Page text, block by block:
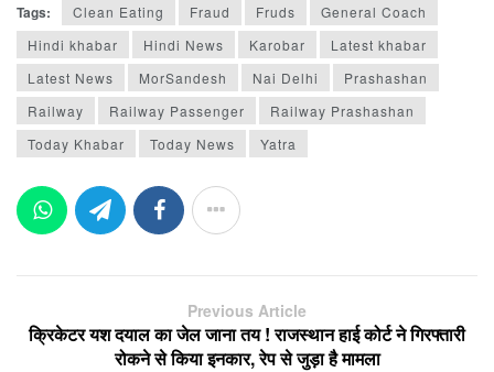
Tags: Clean Eating Fraud Fruds
General Coach
Hindi khabar
Hindi News Karobar
Latest khabar
Latest News
MorSandesh Nai Delhi
Prashashan
Railway
Railway Passenger
Railway Prashashan
Today Khabar
Today News Yatra
Previous Article
क्रिकेटर यश दयाल का जेल जाना तय ! राजस्थान हाई कोर्ट ने गिरफ्तारी
रोकने से किया इनकार, रेप से जुड़ा है मामला